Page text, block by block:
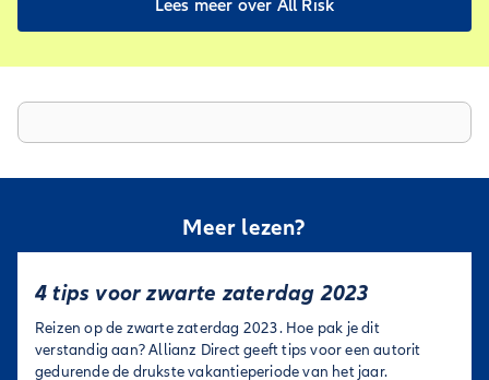
Lees meer over All Risk
Meer lezen?
4 tips voor zwarte zaterdag 2023
Reizen op de zwarte zaterdag 2023. Hoe pak je dit
verstandig aan? Allianz Direct geeft tips voor een autorit
gedurende de drukste vakantieperiode van het jaar.